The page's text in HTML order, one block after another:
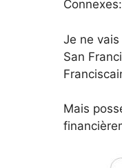
Je ne vais
San
Mais